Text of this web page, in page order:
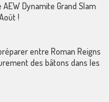
Dynamite Grand Slam
!
entre Roman Reigns
des bâtons dans les